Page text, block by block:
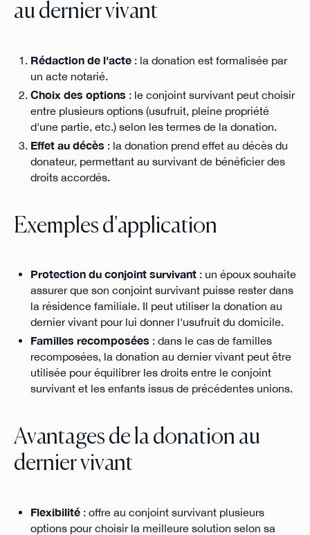
au dernier vivant
Rédaction de l'acte: la donation est formalisée par
un acte notarié.
Choix des options : le conjoint survivant peut choisir
entre plusieurs options (usufruit, pleine propriété
d'une partie, etc.) selon les termes de la donation.
Effet au décès : la donation prend effet au décès du
donateur, permettant au survivant de bénéficier des
droits accordés.
Exemples d'application
Protection du conjoint survivant: un époux souhaite
assurer que son conjoint survivant puisse rester dans
la résidence familiale. Il peut utiliser la donation au
dernier vivant pour lui donner l'usufruit du domicile.
Familles recomposées : dans le cas de familles
recomposées, la donation au dernier vivant peut être
utilisée pour équilibrer les droits entre le conjoint
survivant et les enfants issus de précédentes unions.
Avantages de la donation au
dernier vivant
Flexibilité: offre au conjoint survivant plusieurs
options pour choisir la meilleure solution selon sa